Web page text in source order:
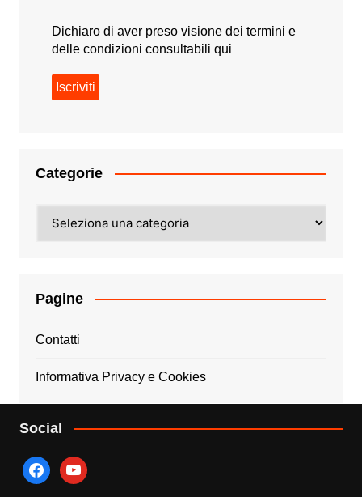
Dichiaro di aver preso visione dei termini e
delle condizioni consultabili qui
Categorie
Pagine
Contatti
Informativa Privacy e Cookies
Social
facebookyoutube